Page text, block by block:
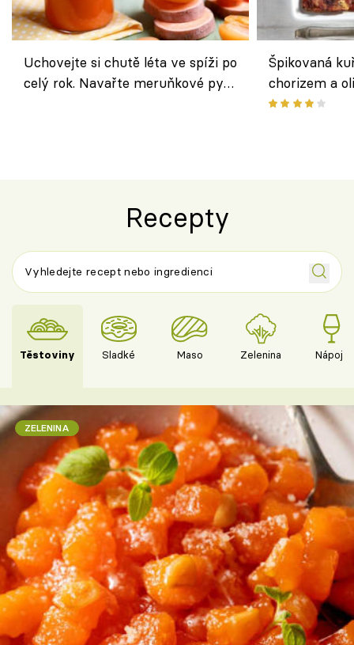
Uchovejte si chutě léta ve spíži po
celý rok. Navařte meruňkové pyré
Špikovaná
chorizem a
letní
Recepty
Těstoviny Sladké Maso Zelenina Nápoje
ZELENINA